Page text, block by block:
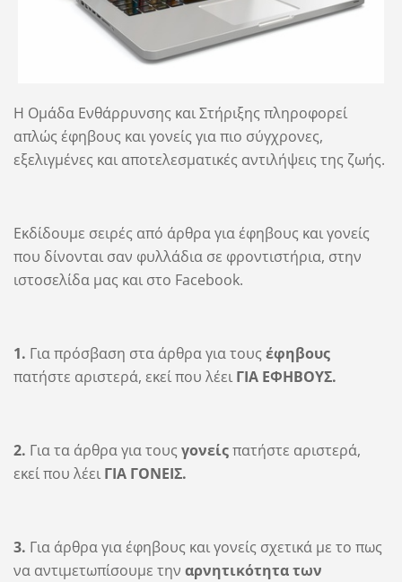
Η Ομάδα Ενθάρρυνσης και Στήριξης πληροφορεί
απλώς έφηβους και γονείς για πιο σύγχρονες,
εξελιγμένες και αποτελεσματικές αντιλήψεις της ζωής.
Εκδίδουμε σειρές από άρθρα για έφηβους και γονείς
που δίνονται σαν φυλλάδια σε φροντιστήρια, στην
ιστοσελίδα μας και στο Facebook.
1. Για πρόσβαση στα άρθρα για τους έφηβους
πατήστε αριστερά, εκεί που λέει ΓΙΑ ΕΦΗΒΟΥΣ.
2. Για τα άρθρα για τους γονείςπατήστε αριστερά,
εκεί που λέει ΓΙΑ ΓΟΝΕΙΣ.
3. Για άρθρα για έφηβους και γονείς σχετικά με το πως
να αντιμετωπίσουμε την αρνητικότητα των